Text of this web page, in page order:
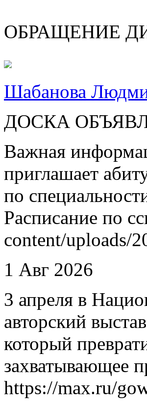
ОБРАЩЕНИЕ
Шабанова
ДОСКА
Важная
приглашает
по
Расписание по
content/uploads/
1 Авг 2026
3 апреля в
авторский
который
захватывающее
https://max.ru/